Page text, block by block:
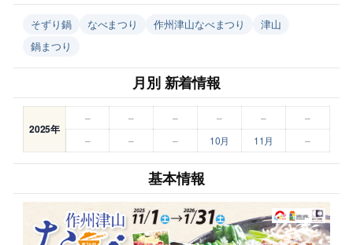
そずり鍋 なべまつり 作州津山なべまつり
津山
鍋まつり
月別 新着情報
2025年
– – – – –
–
–
– – 10月 11月 –
基本情報